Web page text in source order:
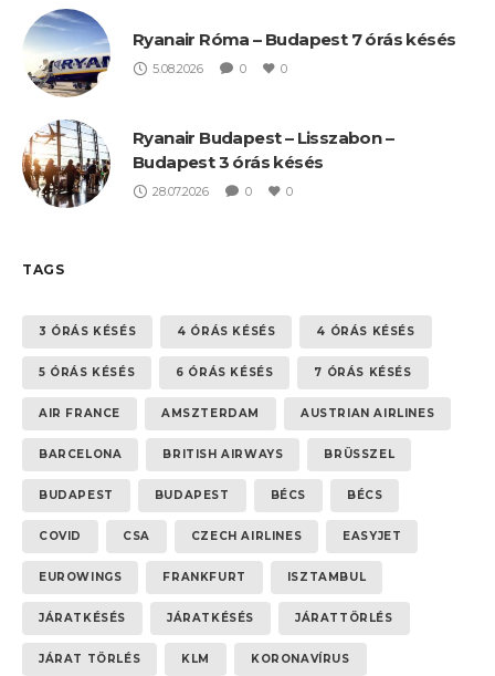
Ryanair Róma – Budapest 7 órás késés
5.08.2026 0 0
Ryanair Budapest – Lisszabon –
Budapest 3 órás késés
28.07.2026 0 0
TAGS
3 ÓRÁS KÉSÉS 4 ÓRÁS KÉSÉS 4 ÓRÁS KÉSÉS
5 ÓRÁS KÉSÉS 6 ÓRÁS KÉSÉS 7 ÓRÁS KÉSÉS
AIR FRANCE AMSZTERDAM AUSTRIAN AIRLINES
BARCELONA BRITISH AIRWAYS BRÜSSZEL
BUDAPEST BUDAPEST BÉCS BÉCS
COVID CSA CZECH AIRLINES EASYJET
EUROWINGS FRANKFURT ISZTAMBUL
JÁRATKÉSÉS JÁRATKÉSÉS JÁRATTÖRLÉS
JÁRAT TÖRLÉS KLM KORONAVÍRUS